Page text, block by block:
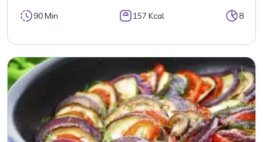
90 Min 157 Kcal 8